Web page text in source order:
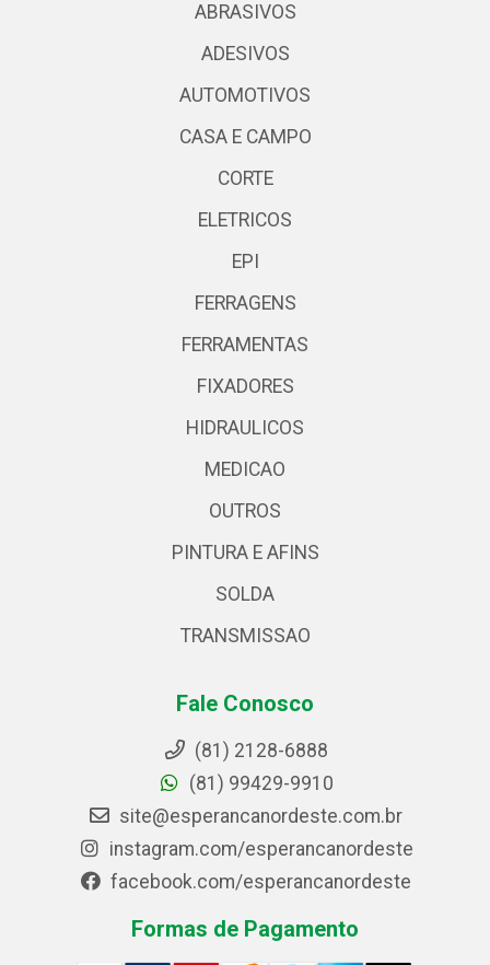
ABRASIVOS
ADESIVOS
AUTOMOTIVOS
CASA E CAMPO
CORTE
ELETRICOS
EPI
FERRAGENS
FERRAMENTAS
FIXADORES
HIDRAULICOS
MEDICAO
OUTROS
PINTURA E AFINS
SOLDA
TRANSMISSAO
Fale Conosco
(81) 2128-6888
(81) 99429-9910
site@esperancanordeste.com.br
instagram.com/esperancanordeste
facebook.com/esperancanordeste
Formas de Pagamento